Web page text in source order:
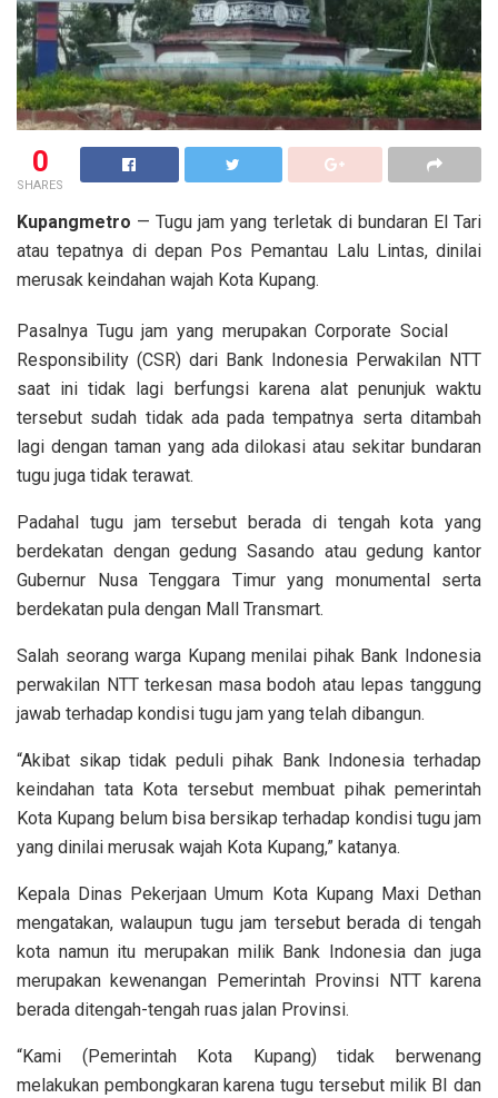
0
SHARES
Kupangmetro — Tugu jam yang terletak di bundaran El Tari
atau tepatnya di depan Pos Pemantau Lalu Lintas, dinilai
merusak keindahan wajah Kota Kupang.
Pasalnya Tugu jam yang merupakan Corporate Social
Responsibility (CSR) dari Bank Indonesia Perwakilan NTT
saat ini tidak lagi berfungsi karena alat penunjuk waktu
tersebut sudah tidak ada pada tempatnya serta ditambah
lagi dengan taman yang ada dilokasi atau sekitar bundaran
tugu juga tidak terawat.
Padahal tugu jam tersebut berada di tengah kota yang
berdekatan dengan gedung Sasando atau gedung kantor
Gubernur Nusa Tenggara Timur yang monumental serta
berdekatan pula dengan Mall Transmart.
Salah seorang warga Kupang menilai pihak Bank Indonesia
perwakilan NTT terkesan masa bodoh atau lepas tanggung
jawab terhadap kondisi tugu jam yang telah dibangun.
“Akibat sikap tidak peduli pihak Bank Indonesia terhadap
keindahan tata Kota tersebut membuat pihak pemerintah
Kota Kupang belum bisa bersikap terhadap kondisi tugu jam
yang dinilai merusak wajah Kota Kupang,” katanya.
Kepala Dinas Pekerjaan Umum Kota Kupang Maxi Dethan
mengatakan, walaupun tugu jam tersebut berada di tengah
kota namun itu merupakan milik Bank Indonesia dan juga
merupakan kewenangan Pemerintah Provinsi NTT karena
berada ditengah-tengah ruas jalan Provinsi.
“Kami (Pemerintah Kota Kupang) tidak berwenang
melakukan pembongkaran karena tugu tersebut milik BI dan